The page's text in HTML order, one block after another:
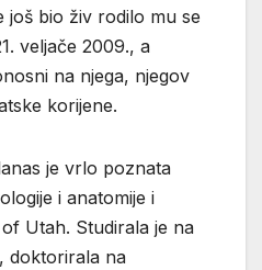
još bio živ rodilo mu se
veljače 2009., a
na njega, njegov
korijene.
je vrlo poznata
i anatomije i
Utah. Studirala je na
doktorirala na